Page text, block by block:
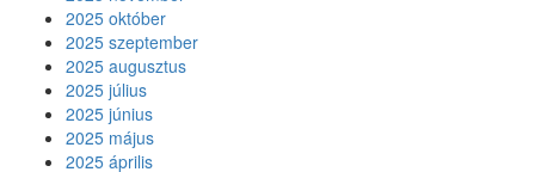
2025 október
2025 szeptember
2025 augusztus
2025 július
2025 június
2025 május
2025 április